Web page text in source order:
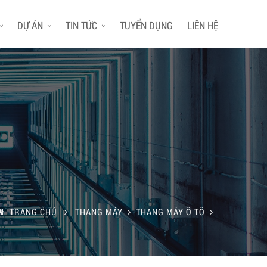
DỰ ÁN TIN TỨC TUYỂN DỤNG LIÊN HỆ
TRANG CHỦ THANG MÁY THANG MÁY Ô TÔ